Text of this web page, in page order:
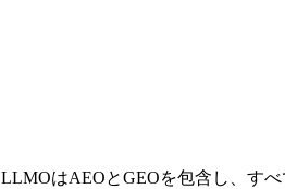
LLMOはAEOとGEOを包含し、す